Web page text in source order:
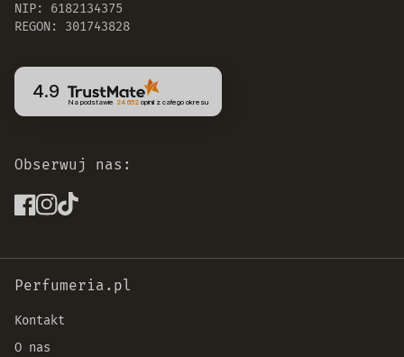
NIP: 6182134375
REGON: 301743828
4.9
Na podstawie 24 652opinii z całego okresu
Obserwuj nas:
Perfumeria.pl
Kontakt
O nas